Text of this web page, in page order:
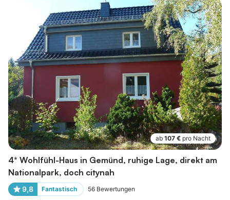
ab 107 € pro Nacht
4* Wohlfühl-Haus in Gemünd, ruhige Lage, direkt am
Nationalpark, doch citynah
9,8 Fantastisch 56 Bewertungen